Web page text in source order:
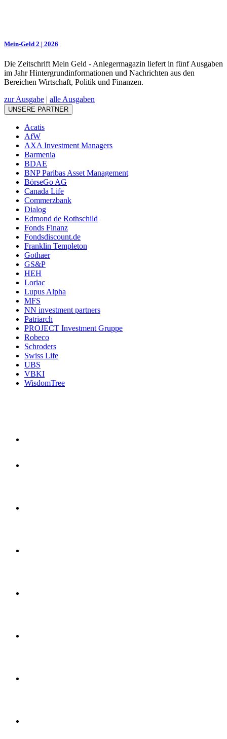
Mein-Geld 2 | 2026
Die Zeitschrift Mein Geld - Anlegermagazin liefert in fünf Ausgaben
im Jahr Hintergrundinformationen und Nachrichten aus den
Bereichen Wirtschaft, Politik und Finanzen.
zur Ausgabe | alle Ausgaben
UNSERE PARTNER
Acatis
AfW
AXA Investment Managers
Barmenia
BDAE
BNP Paribas Asset Management
BörseGo AG
Canada Life
Commerzbank
Dialog
Edmond de Rothschild
Fonds Finanz
Fondsdiscount.de
Franklin Templeton
Gothaer
GS&P
HEH
Loriac
Lupus Alpha
MFS
NN investment partners
Patriarch
PROJECT Investment Gruppe
Robeco
Schroders
Swiss Life
UBS
VBKI
WisdomTree